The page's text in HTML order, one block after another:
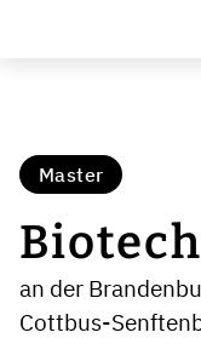
Master
an der
Cottbus-